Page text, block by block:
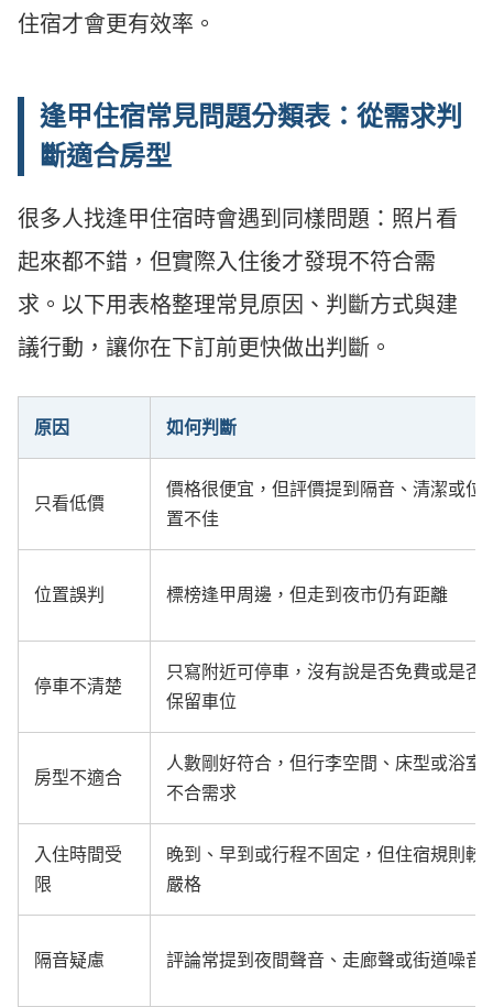
住宿才會更有效率。
逢甲住宿常見問題分類表：從需求判
斷適合房型
很多人找逢甲住宿時會遇到同樣問題：照片看
起來都不錯，但實際入住後才發現不符合需
求。以下用表格整理常見原因、判斷方式與建
議行動，讓你在下訂前更快做出判斷。
原因 如何判斷
只看低價
價格很便宜，但評價提到隔音、清潔或位
置不佳
位置誤判 標榜逢甲周邊，但走到夜市仍有距離
停車不清楚
只寫附近可停車，沒有說是否免費或是否
保留車位
房型不適合
人數剛好符合，但行李空間、床型或浴室
不合需求
入住時間受
限
晚到、早到或行程不固定，但住宿規則較
嚴格
隔音疑慮 評論常提到夜間聲音、走廊聲或街道噪音